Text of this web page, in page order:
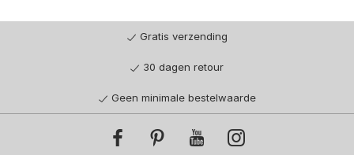
Gratis verzending
30 dagen retour
Geen minimale bestelwaarde